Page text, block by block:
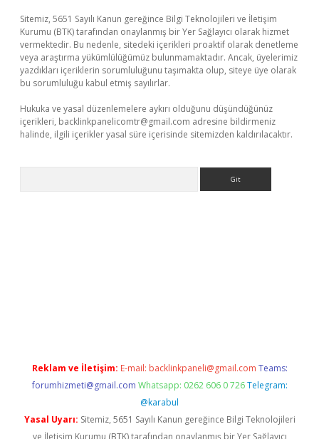
Sitemiz, 5651 Sayılı Kanun gereğince Bilgi Teknolojileri ve İletişim
Kurumu (BTK) tarafından onaylanmış bir Yer Sağlayıcı olarak hizmet
vermektedir. Bu nedenle, sitedeki içerikleri proaktif olarak denetleme
veya araştırma yükümlülüğümüz bulunmamaktadır. Ancak, üyelerimiz
yazdıkları içeriklerin sorumluluğunu taşımakta olup, siteye üye olarak
bu sorumluluğu kabul etmiş sayılırlar.
Hukuka ve yasal düzenlemelere aykırı olduğunu düşündüğünüz
içerikleri, backlinkpanelicomtr@gmail.com adresine bildirmeniz
halinde, ilgili içerikler yasal süre içerisinde sitemizden kaldırılacaktır.
Reklam ve İletişim: E-mail: backlinkpaneli@gmail.com Teams:
forumhizmeti@gmail.com Whatsapp: 0262 606 0 726 Telegram:
@karabul
Yasal Uyarı: Sitemiz, 5651 Sayılı Kanun gereğince Bilgi Teknolojileri
ve İletişim Kurumu (BTK) tarafından onaylanmış bir Yer Sağlayıcı